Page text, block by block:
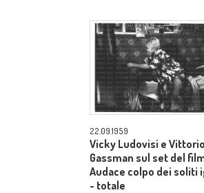
22.09.1959
Vicky Ludovisi e Vittorio
Gassman sul set del
Audace colpo dei soliti
- totale